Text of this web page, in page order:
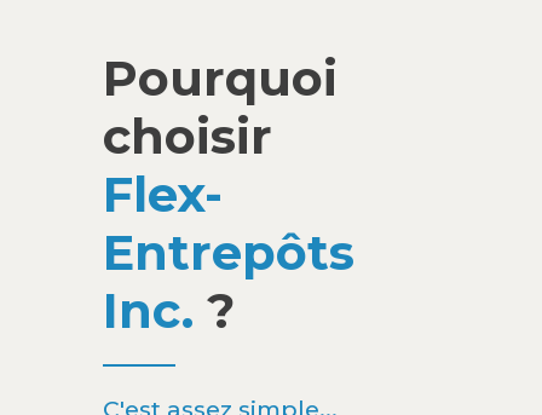
Pourquoi
choisir
Flex-
Entrepôts
Inc. ?
C'est assez simple...